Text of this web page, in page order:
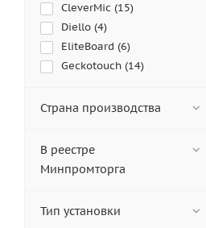
CleverMic (15)
Diello (4)
EliteBoard (6)
Geckotouch (14)
iVi Tech (14)
QSTech (
Страна производства
В реестре
Минпромторга
Тип установки